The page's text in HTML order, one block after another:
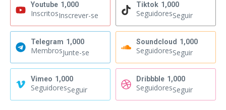
Youtube 1,000
InscritosInscrever-se
Tiktok 1,000
SeguidoresSeguir
Telegram 1,000
MembrosJunte-se
Soundcloud 1,000
SeguidoresSeguir
Vimeo 1,000
SeguidoresSeguir
Dribbble 1,000
SeguidoresSeguir